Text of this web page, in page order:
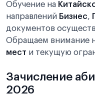
Обучение на
направлений Бизнес,
документов
Обращаем внимание
мест и текущую
Зачисление
2026